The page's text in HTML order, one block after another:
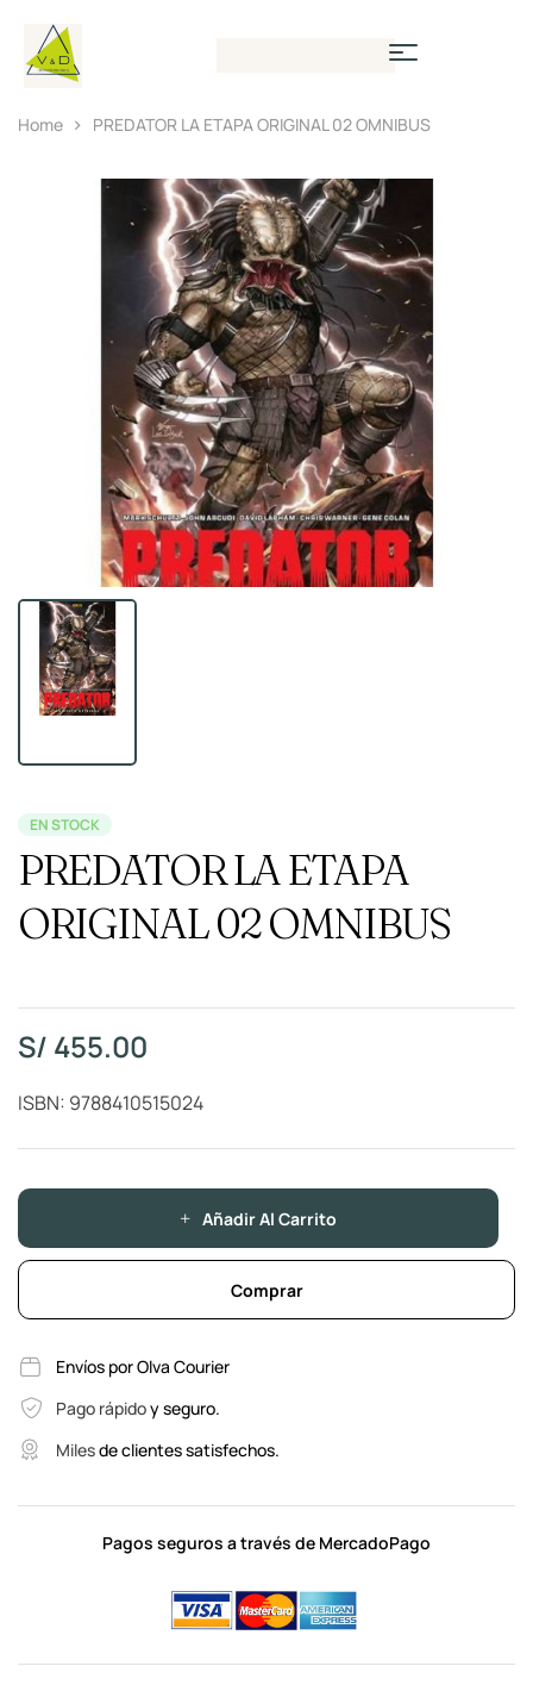
Home PREDATOR LA ETAPA ORIGINAL 02 OMNIBUS
EN STOCK
PREDATOR LA ETAPA
ORIGINAL 02 OMNIBUS
S/ 455.00
ISBN: 9788410515024
Añadir Al Carrito
Comprar
Envíos por Olva Courier
Pago rápidoy seguro.
Milesde clientes satisfechos.
Pagos seguros a través de MercadoPago